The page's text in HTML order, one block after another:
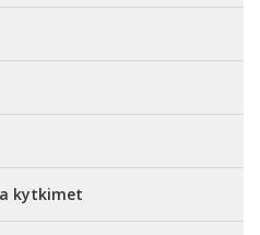
kytkimet